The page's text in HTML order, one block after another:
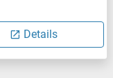
Details